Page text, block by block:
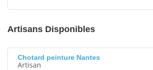
Artisans Disponibles
Chotard peinture Nantes
Artisan